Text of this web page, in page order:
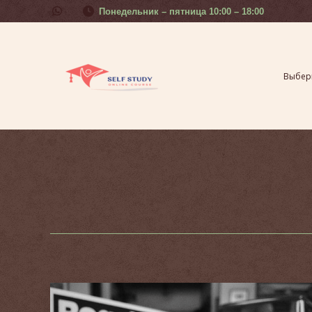
Понедельник – пятница 10:00 – 18:00
Выберите свой урок Курсы